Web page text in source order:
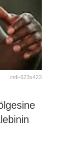
indi-623x423